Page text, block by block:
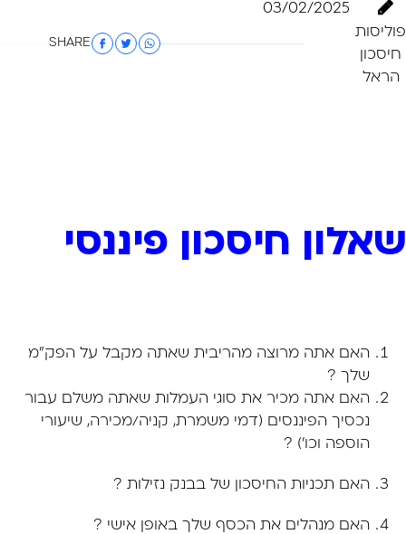
פוליסות
חיסכון
הראל
03/02/2025
SHARE
שאלון חיסכון פיננסי
האם אתה מרוצה מהריבית שאתה מקבל על הפק"מ
שלך ?
האם אתה מכיר את סוגי העמלות שאתה משלם עבור
נכסיך הפיננסים (דמי משמרת, קניה/מכירה, שיעורי
הוספה וכו') ?
האם תכניות החיסכון של בבנק נזילות ?
האם מנהלים את הכסף שלך באופן אישי ?